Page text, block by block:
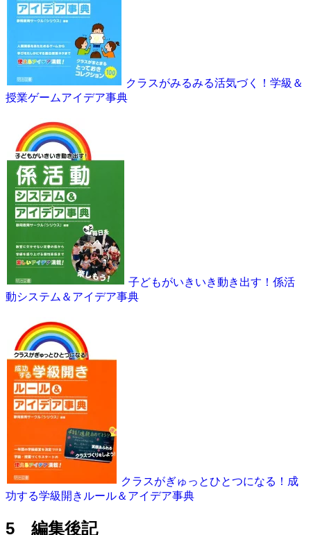
クラスがみるみる活気づく！学級＆
授業ゲームアイデア事典
子どもがいきいき動き出す！係活
動システム＆アイデア事典
クラスがぎゅっとひとつになる！成
功する学級開きルール＆アイデア事典
5 編集後記